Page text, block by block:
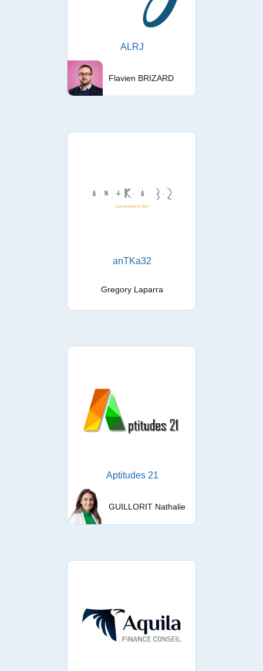
ALRJ
Flavien BRIZARD
anTKa32
Gregory Laparra
Aptitudes 21
GUILLORIT Nathalie